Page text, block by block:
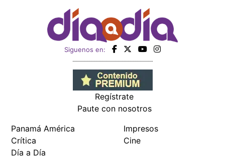
Siguenos en:
Regístrate
Paute con nosotros
Panamá América
Crítica
Día a Día
Impresos
Cine